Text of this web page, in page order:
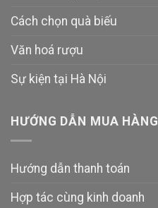
Cách chọn quà biếu
Văn hoá rượu
Sự kiện tại Hà Nội
HƯỚNG DẪN MUA HÀNG
Hướng dẫn thanh toán
Hợp tác cùng kinh doanh